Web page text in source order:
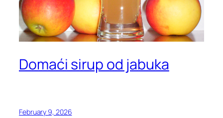
Domaći sirup od jabuka
February 9, 2026